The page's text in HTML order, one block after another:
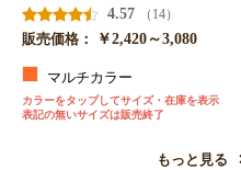
4.57
（14）
販売価格：
￥2,420～3,080
マルチカラー
カラーをタップしてサイズ・在庫を表示
表記の無いサイズは販売終了
もっと見る